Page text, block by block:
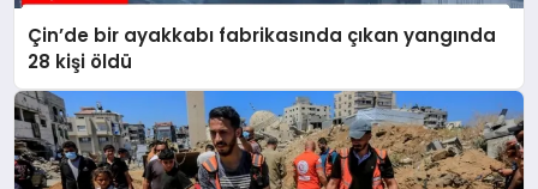
Çin’de bir ayakkabı fabrikasında çıkan yangında
28 kişi öldü